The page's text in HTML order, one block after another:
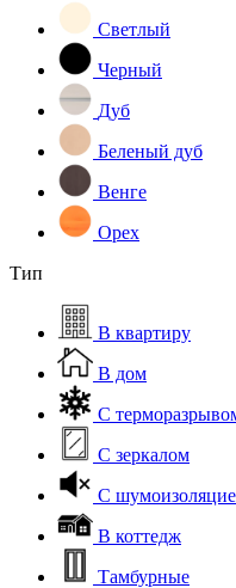
Светлый
Черный
Дуб
Беленый дуб
Венге
Орех
Тип
В квартиру
В дом
С
С зеркалом
С
В коттедж
Тамбурные